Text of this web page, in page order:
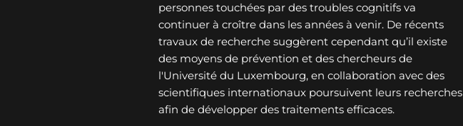
personnes touchées par des troubles cognitifs va
continuer à croître dans les années à venir. De récents
travaux de recherche suggèrent cependant qu’il existe
des moyens de prévention et des chercheurs de
l'Université du Luxembourg, en collaboration avec des
scientifiques internationaux poursuivent leurs recherches
afin de développer des traitements efficaces.